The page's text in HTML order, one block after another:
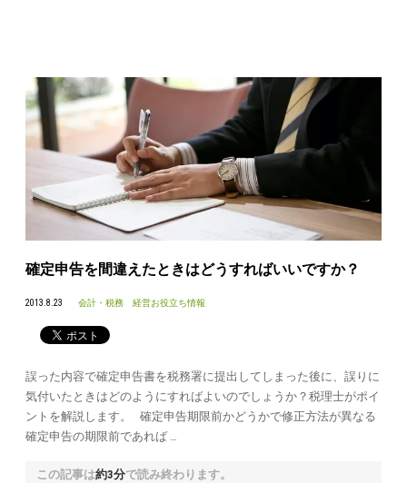
確定申告を間違えたときはどうすればいいですか？
2013.8.23 会計・税務 経営お役立ち情報
誤った内容で確定申告書を税務署に提出してしまった後に、誤りに
気付いたときはどのようにすればよいのでしょうか？税理士がポイ
ントを解説します。 確定申告期限前かどうかで修正方法が異なる
確定申告の期限前であれば …
この記事は約3分で読み終わります。